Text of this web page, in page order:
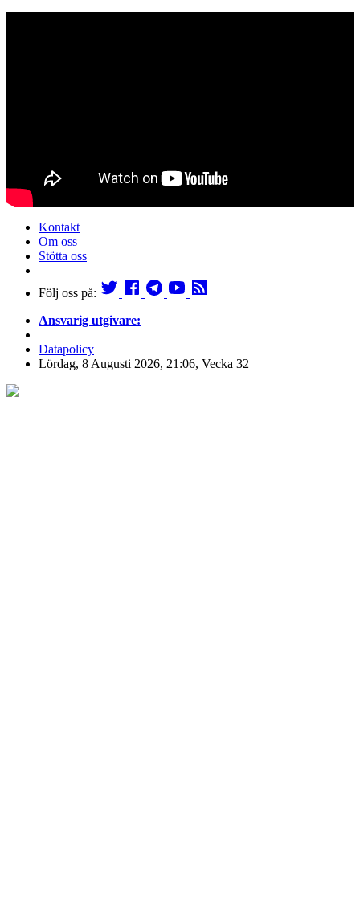
Kontakt
Om oss
Stötta oss
Följ oss på:
Ansvarig utgivare:
Datapolicy
Lördag, 8 Augusti 2026, 21:06, Vecka 32